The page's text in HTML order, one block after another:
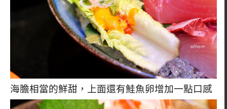
海膽相當的鮮甜，上面還有鮭魚卵增加一點口感